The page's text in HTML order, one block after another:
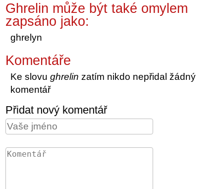
Ghrelin může být také omylem
zapsáno jako:
ghrelyn
Komentáře
Ke slovughrelin zatím nikdo nepřidal žádný
komentář
Přidat nový komentář